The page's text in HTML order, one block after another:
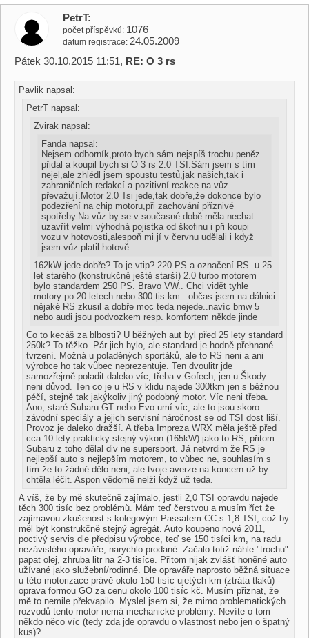
PetrT
počet příspěvků 1076
datum registrace 24.05.2009
Pátek 30.10.2015 11:51, RE: O 3 rs
Pavlik napsal:
PetrT napsal:
Zvirak napsal:
Fanda napsal:
Nejsem odborník,proto bych sám nejspíš trochu peněz
přidal a koupil bych si O 3 rs 2.0 TSI.Sám jsem s tím
nejel,ale zhlédl jsem spoustu testů,jak našich,tak i
zahraničních redakcí a pozitivní reakce na vůz
převažují.Motor 2.0 Tsi jede,tak dobře,že dokonce bylo
podezření na chip motoru,při zachování příznivé
spotřeby.Na vůz by se v současné době měla nechat
uzavřít velmi výhodná pojistka od škofinu i při koupi
vozu v hotovosti,alespoň mi jí v červnu udělali i když
jsem vůz platil hotově.
162kW jede dobře? To je vtip? 220 PS a označení RS. u 25
let starého (konstrukčně ještě starší) 2.0 turbo motorem
bylo standardem 250 PS. Bravo VW.. Chci vidět tyhle
motory po 20 letech nebo 300 tis km.. občas jsem na dálnici
nějaké RS zkusil a dobře moc teda nejede..navíc bmw 5
nebo audi jsou podvozkem resp. komfortem někde jinde
Co to kecáš za blbosti? U běžných aut byl před 25 lety standard
250k? To těžko. Pár jich bylo, ale standard je hodně přehnané
tvrzení. Možná u poladěných sportáků, ale to RS neni a ani
výrobce ho tak vůbec neprezentuje. Ten dvoulitr jde
samozřejmě poladit daleko víc, třeba v Gofech, jen u Škody
neni důvod. Ten co je u RS v klidu najede 300tkm jen s běžnou
péčí, stejně tak jakýkoliv jiný podobný motor. Víc neni třeba.
Ano, staré Subaru GT nebo Evo umí víc, ale to jsou skoro
závodní speciály a jejich servisní náročnost se od TSI dost liší.
Provoz je daleko dražší. A třeba Impreza WRX měla ještě před
cca 10 lety prakticky stejný výkon (165kW) jako to RS, přitom
Subaru z toho dělal div ne supersport. Já netvrdim že RS je
nejlepší auto s nejlepším motorem, to vůbec ne, souhlasím s
tím že to žádné dělo neni, ale tvoje averze na koncern už by
chtěla léčit. Aspon vědomě nelži když už teda.
A víš, že by mě skutečně zajímalo, jestli 2,0 TSI opravdu najede
těch 300 tisíc bez problémů. Mám teď čerstvou a musím říct že
zajímavou zkušenost s kolegovým Passatem CC s 1,8 TSI, což by
měl být konstrukčně stejný agregát. Auto koupeno nové 2011,
poctivý servis dle předpisu výrobce, teď se 150 tisíci km, na radu
nezávislého opraváře, narychlo prodané. Začalo totiž náhle "trochu"
papat olej, zhruba litr na 2-3 tisíce. Přitom nijak zvlášť honěné auto
užívané jako služební/rodinné. Dle opraváře naprosto běžná situace
u této motorizace právě okolo 150 tisíc ujetých km (ztráta tlaků) -
oprava formou GO za cenu okolo 100 tisíc kč. Musím přiznat, že
mě to nemile překvapilo. Myslel jsem si, že mimo problematických
rozvodů tento motor nemá mechanické problémy. Nevíte o tom
někdo něco víc (tedy zda jde opravdu o vlastnost nebo jen o špatný
kus)?